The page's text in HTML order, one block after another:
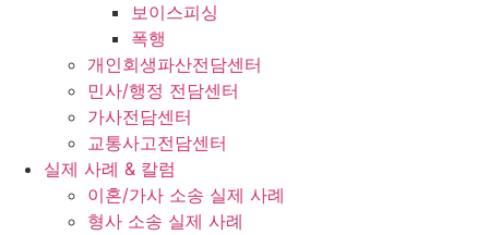
보이스피싱
폭행
개인회생파산전담센터
민사/행정 전담센터
가사전담센터
교통사고전담센터
실제 사례 & 칼럼
이혼/가사 소송 실제 사례
형사 소송 실제 사례